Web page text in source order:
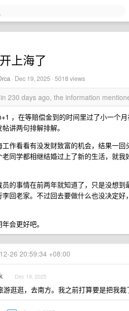
上海了
· Dec 19, 2025 · 5018 views
230 days ago, the information
，在等赔偿金到的时间里过了小一个
讲两句排解排解。
作看看有没发财致富的机会，结果一
同学都相继结婚过上了新的生活，就
的事情在前两年就知道了，只是没想
回老家。不过回去要做什么也没决定
会更好吧。
26 20:59:34 +08:00
Dec 19, 2025
游逛逛，去南方。我之前打算要是把我